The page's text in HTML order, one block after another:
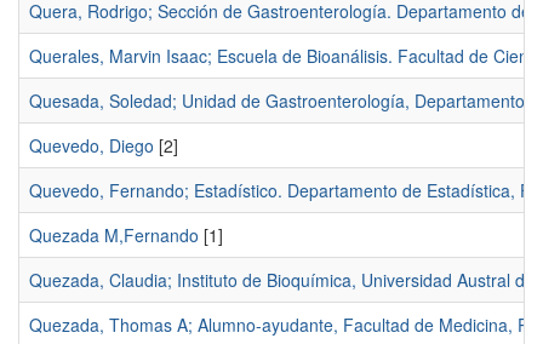
Quera, Rodrigo; Sección de Gastroenterología. Departamento
Querales, Marvin Isaac; Escuela de Bioanálisis. Facultad de
Quesada, Soledad; Unidad de Gastroenterología, Departamento
Quevedo, Diego [2]
Quevedo, Fernando; Estadístico. Departamento de Estadística,
Quezada M,Fernando [1]
Quezada, Claudia; Instituto de Bioquímica, Universidad Austral
Quezada, Thomas A; Alumno-ayudante, Facultad de Medicina,